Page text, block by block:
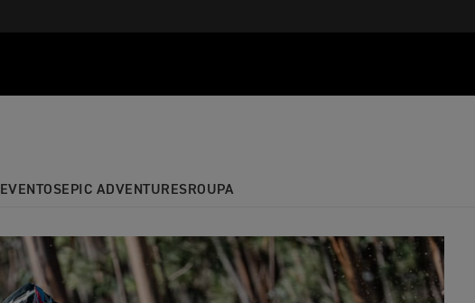
EVENTOSEPIC ADVENTURES ROUPA